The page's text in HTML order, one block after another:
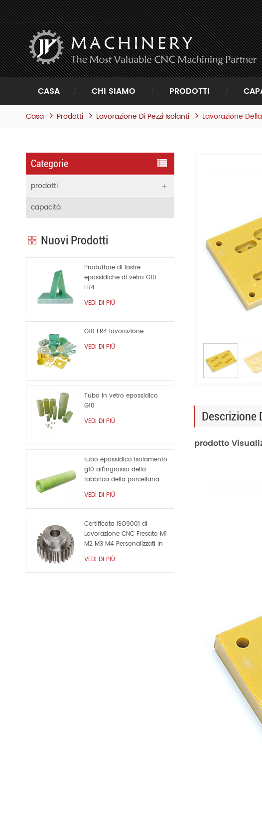
CASA CHI SIAMO PRODOTTI
Casa Prodotti Lavorazione Di Pezzi Isolanti Lavorazione
Descrizione
prodotto
Categorie
prodotti
capacità
Nuovi Prodotti
Produttore di lastre
epossidiche di vetro G10
FR4
VEDI DI PIÙ
G10 FR4 lavorazione
VEDI DI PIÙ
Tubo in vetro epossidico
G10
VEDI DI PIÙ
tubo epossidico isolamento
g10 all'ingrosso della
fabbrica della porcellana
VEDI DI PIÙ
Certificata ISO9001 di
Lavorazione CNC Fresato M1
M2 M3 M4 Personalizzati in
Metallo di Ricambio
VEDI DI PIÙ